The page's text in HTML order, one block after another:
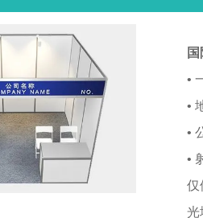
•
•
•
•
仅
光